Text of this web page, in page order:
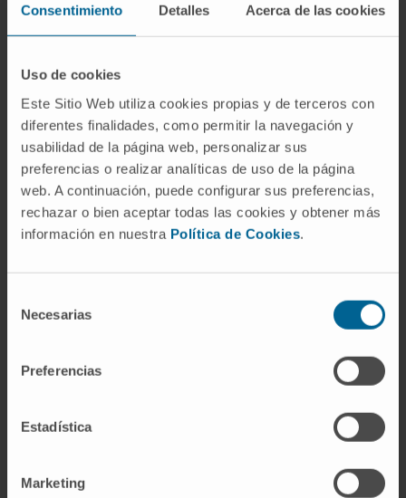
Consentimiento Detalles Acerca de las cookies
Uso de cookies
Este Sitio Web utiliza cookies propias y de terceros con
diferentes finalidades, como permitir la navegación y
usabilidad de la página web, personalizar sus
preferencias o realizar analíticas de uso de la página
web. A continuación, puede configurar sus preferencias,
rechazar o bien aceptar todas las cookies y obtener más
información en nuestra Política de Cookies.
Necesarias
Preferencias
Estadística
Marketing
empleó por analogía con la reflexión de la luz:
el impulso nervioso "rebota" en la médula
el cerebro.
¿Todos los reflejos pasan por la
médula espinal?
No. Algunos arcos reflejos tienen su centro
integrador en el tronco encefálico. El reflejo
bulbo raquídeo.
forma voluntaria?
cerebro ejercen un control facilitador o
Por eso es posible, con esfuerzo consciente,